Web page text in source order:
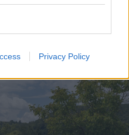
Privacy Policy
a templom